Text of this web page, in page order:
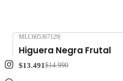
MLC605367129
Higuera Negra Frutal
$13.491 $14.990